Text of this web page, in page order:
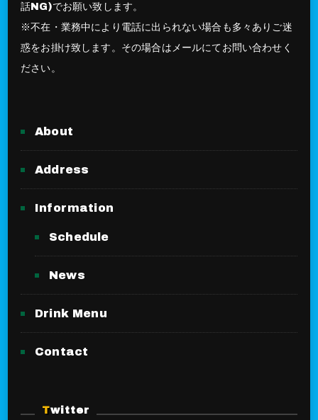
話NG)でお願い致します。
※不在・業務中により電話に出られない場合も多々ありご迷
惑をお掛け致します。その場合はメールにてお問い合わせく
ださい。
About
Address
Information
Schedule
News
Drink Menu
Contact
Twitter